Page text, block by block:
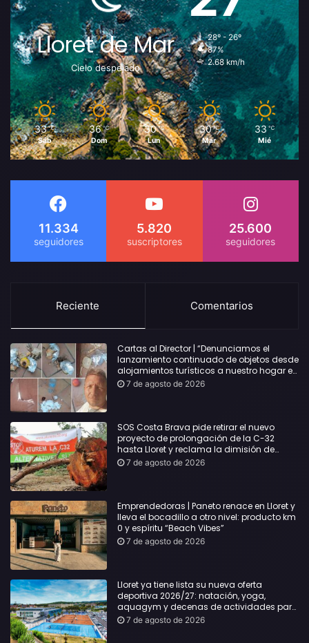
Lloret de Mar
Cielo despejado
28º - 26º
87%
2.68 km/h
33 ℃
Sáb
36 ℃
Dom
30 ℃
Lun
30 ℃
Mar
33 ℃
Mié
11.334 5.820 25.600
Reciente Comentarios
Cartas al Director | “Denunciamos el
lanzamiento continuado de objetos desde
alojamientos turísticos a nuestro hogar en
Lloret: Podría haber causado una
7 de agosto de 2026
SOS Costa Brava pide retirar el nuevo
proyecto de prolongación de la C-32
hasta Lloret y reclama la dimisión de
Sílvia Paneque
7 de agosto de 2026
Emprendedoras | Paneto renace en Lloret y
lleva el bocadillo a otro nivel: producto km
0 y espíritu “Beach Vibes”
7 de agosto de 2026
Lloret ya tiene lista su nueva oferta
deportiva 2026/27: natación, yoga,
aquagym y decenas de actividades para
todas las edades
7 de agosto de 2026